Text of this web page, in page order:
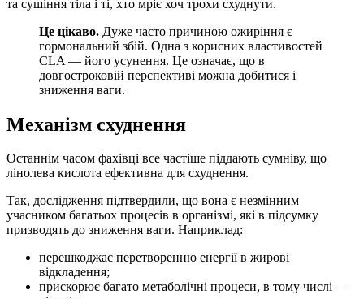
та сушіння тіла і ті, хто мріє хоч трохи схуднути.
Це цікаво. Дуже часто причиною ожиріння є
гормональний збій. Одна з корисних властивостей
CLA — його усунення. Це означає, що в
довгостроковій перспективі можна добитися і
зниження ваги.
Механізм схуднення
Останнім часом фахівці все частіше піддають сумніву, що
лінолева кислота ефективна для схуднення.
Так, дослідження підтвердили, що вона є незмінним
учасником багатьох процесів в організмі, які в підсумку
призводять до зниження ваги. Наприклад:
перешкоджає перетворенню енергії в жирові
відкладення;
прискорює багато метаболічні процеси, в тому числі —